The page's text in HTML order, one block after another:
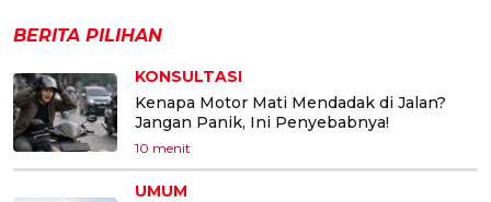
BERITA PILIHAN
KONSULTASI
Kenapa Motor Mati Mendadak di Jalan?
Jangan Panik, Ini Penyebabnya!
10 menit
UMUM